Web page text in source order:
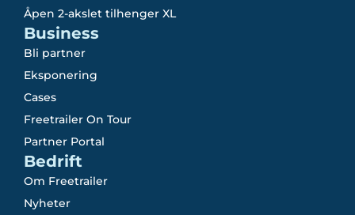
Åpen 2-akslet tilhenger XL
Business
Bli partner
Eksponering
Cases
Freetrailer On Tour
Partner Portal
Bedrift
Om Freetrailer
Nyheter